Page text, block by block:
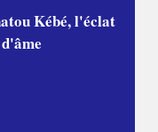
Kébé, l'éclat